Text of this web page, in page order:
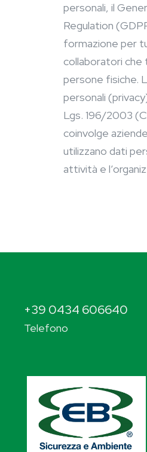
personali, il
Regulation
formazione per
collaboratori che
persone fisiche.
personali
Lgs. 196/2003
coinvolge
utilizzano dati
attività e
+39 0434 606640
Telefono